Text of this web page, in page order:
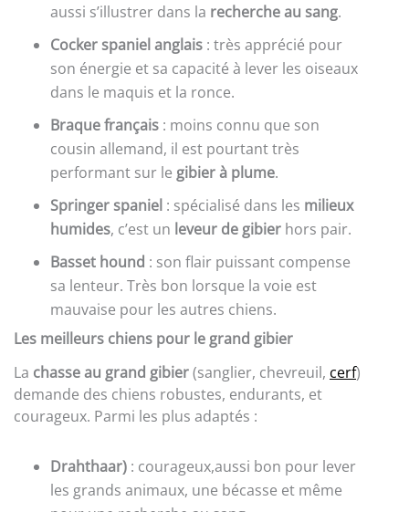
aussi s’illustrer dans la recherche au sang.
Cocker spaniel anglais : très apprécié pour
son énergie et sa capacité à lever les oiseaux
dans le maquis et la ronce.
Braque français : moins connu que son
cousin allemand, il est pourtant très
performant sur le gibier à plume.
Springer spaniel : spécialisé dans les milieux
humides, c’est un leveur de gibier hors pair.
Basset hound : son flair puissant compense
sa lenteur. Très bon lorsque la voie est
mauvaise pour les autres chiens.
Les meilleurs chiens pour le grand gibier
La chasse au grand gibier(sanglier, chevreuil, cerf)
demande des chiens robustes, endurants, et
courageux. Parmi les plus adaptés :
Drahthaar) : courageux,aussi bon pour lever
les grands animaux, une bécasse et même